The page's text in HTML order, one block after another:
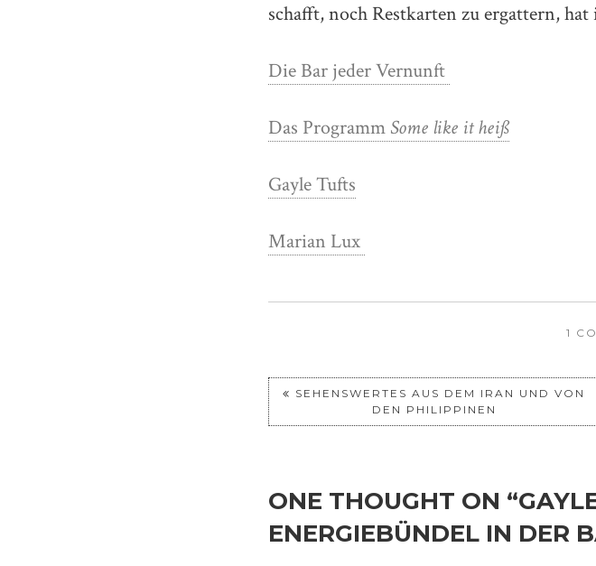
schafft, noch Restkarten zu ergattern, hat
Die Bar jeder Vernunft
Das Programm Some like it heiß
Gayle Tufts
Marian Lux
1
SEHENSWERTES AUS DEM IRAN UND VON
DEN PHILIPPINEN
ONE THOUGHT ON “
ENERGIEBÜNDEL IN DER